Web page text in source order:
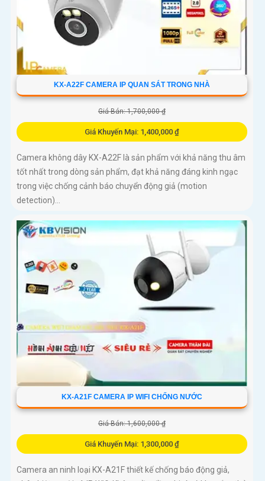
KX-A22F CAMERA IP QUAN SÁT TRONG NHÀ
Giá Bán: 1,700,000 ₫
Giá Khuyến Mại: 1,400,000 ₫
Camera không dây KX-A22F là sản phẩm với khả năng thu âm
tốt nhất trong dòng sản phẩm, đạt khả năng đáng kinh ngạc
trong việc chống cảnh báo chuyển động giả (motion
detection)...
KX-A21F CAMERA IP WIFI CHỐNG NƯỚC
Giá Bán: 1,600,000 ₫
Giá Khuyến Mại: 1,300,000 ₫
Camera an ninh loại KX-A21F thiết kế chống báo động giả,